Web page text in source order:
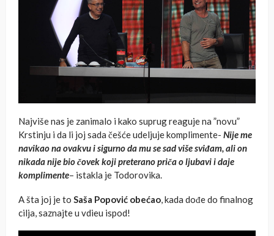
Najviše nas je zanimalo i kako suprug reaguje na ”novu”
Krstinju i da li joj sada češće udeljuje komplimente- Nije me
navikao na ovakvu i sigurno da mu se sad više sviđam, ali on
nikada nije bio čovek koji preterano priča o ljubavi i daje
komplimente– istakla je Todorovika.
A šta joj je to Saša Popović obećao , kada dođe do finalnog
cilja, saznajte u vdieu ispod!